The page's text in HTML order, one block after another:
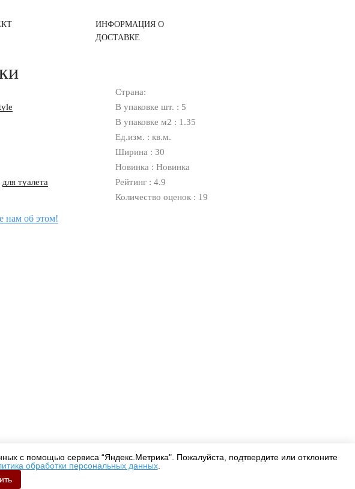
ИНФОРМАЦИЯ О
ДОСТАВКЕ
для туалета
Страна:
В упаковке шт. : 5
В упаковке м2 : 1.35
Ед.изм. : кв.м.
Ширина : 30
Новинка : Новинка
Рейтинг : 4.9
Количество оценок : 19
нам об этом!
с помощью сервиса “Яндекс.Метрика". Пожалуйста, подтвердите или отклоните
обработки персональных данных.